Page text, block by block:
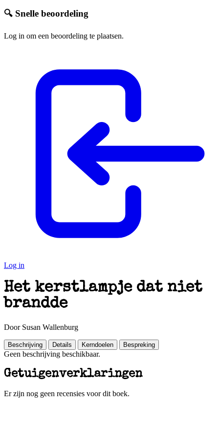
🔍 Snelle beoordeling
Log in om een beoordeling te plaatsen.
Log in
Het kerstlampje dat niet
brandde
Door Susan Wallenburg
Beschrijving Details Kerndoelen Bespreking
Geen beschrijving beschikbaar.
Getuigenverklaringen
Er zijn nog geen recensies voor dit boek.